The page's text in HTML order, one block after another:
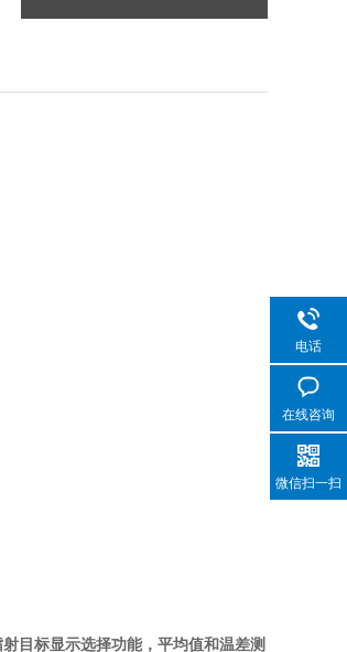
目标显示选择功能，平均值和温差测
电话
在线咨询
微信扫一扫